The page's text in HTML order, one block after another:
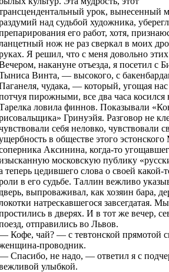
урок, вынесенный
над судьбой художника,
его работ, хотя,
нож не раз сверкал в моих
Я решил, что с меня довольно
накануне отъезда, я посетил с
Винта, — высокого, с
чудака, — который, угощая
пирожными, все два часа косился
ловила финнов. Показывали
Гринуэйя. Разговор не
себя неловко, чувствовали
в обществе этого эстонского
Аксинина, когда-то
московскую публику
теперь цедившего слова о своей какой-
в его судьбе. Таллин вежливо
дверь, выпроваживал, как хозяин бара,
натрескавшегося завсегдатая.
в дверях. И в тот же вечер,
отправились во Львов.
Кофе, чай? — с тевтонской прямотой
проводник.
Спасибо, не надо, — ответил я с
улыбкой.